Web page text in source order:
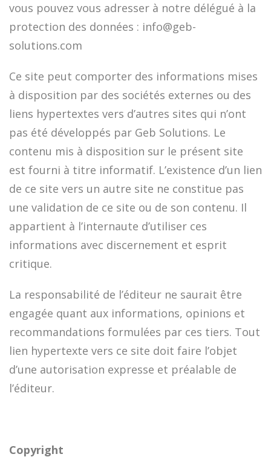
vous pouvez vous adresser à notre délégué à la
protection des données : info@geb-
solutions.com
Ce site peut comporter des informations mises
à disposition par des sociétés externes ou des
liens hypertextes vers d’autres sites qui n’ont
pas été développés par Geb Solutions. Le
contenu mis à disposition sur le présent site
est fourni à titre informatif. L’existence d’un lien
de ce site vers un autre site ne constitue pas
une validation de ce site ou de son contenu. Il
appartient à l’internaute d’utiliser ces
informations avec discernement et esprit
critique.
La responsabilité de l’éditeur ne saurait être
engagée quant aux informations, opinions et
recommandations formulées par ces tiers. Tout
lien hypertexte vers ce site doit faire l’objet
d’une autorisation expresse et préalable de
l’éditeur.
Copyright